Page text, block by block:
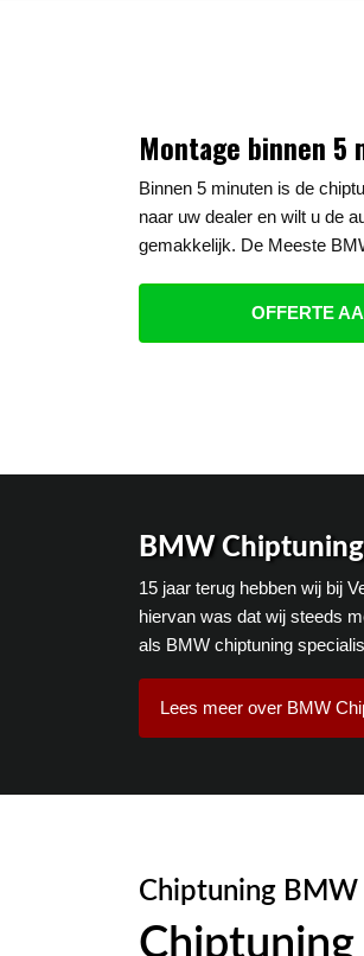
Montage binnen 5
Binnen 5 minuten is de
naar uw dealer en wilt u de
gemakkelijk. De Meeste
OFFERTE
BMW
15 jaar terug hebben wij bij
hiervan was dat wij steeds
als BMW chiptuning
Lees meer over BMW
Chiptuning BMW